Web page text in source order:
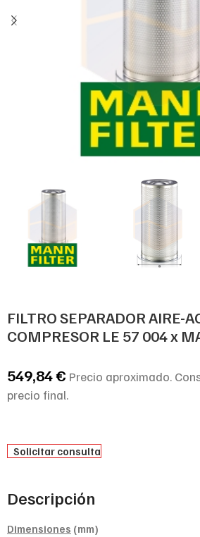
FILTRO SEPARADOR AIRE-
COMPRESOR LE 57 004 x
549,84€ Precio aproximado.
precio final.
Solicitar consulta
Descripción
Dimensiones (mm)